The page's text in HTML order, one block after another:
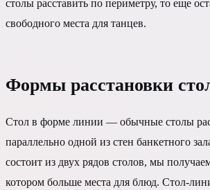
столы расставить по периметру, то еще
свободного места для танцев.
Формы расстановки
Стол в форме линии — обычные столы
параллельно одной из стен банкетного
состоит из двух рядов столов, мы
котором больше места для блюд. Стол-